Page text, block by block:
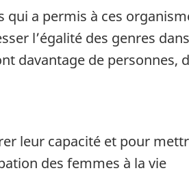
qui a permis à ces
l’égalité des genres dans
davantage de personnes,
leur capacité et pour
des femmes à la vie